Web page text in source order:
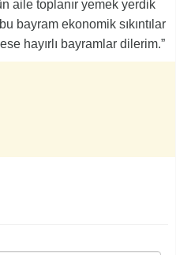
aile toplanır yemek yerdik
bayram ekonomik sıkıntılar
hayırlı bayramlar dilerim.”